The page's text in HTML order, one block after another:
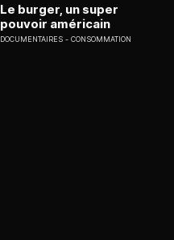
Le burger, un super
pouvoir américain
DOCUMENTAIRES CONSOMMATION